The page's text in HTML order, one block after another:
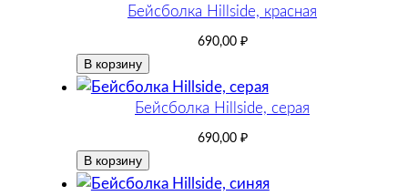
Бейсболка Hillside, красная
690,00 ₽
В корзину
Бейсболка Hillside, серая
690,00 ₽
В корзину